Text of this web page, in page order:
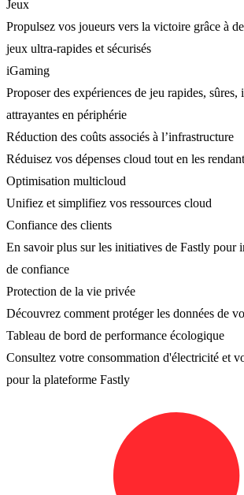
Jeux
Propulsez vos joueurs vers la victoire grâce à
jeux ultra-rapides et sécurisés
iGaming
Proposer des expériences de jeu rapides, sûres,
attrayantes en périphérie
Réduction des coûts associés à l’infrastructure
Réduisez vos dépenses cloud tout en les
Optimisation multicloud
Unifiez et simplifiez vos ressources cloud
Confiance des clients
En savoir plus sur les initiatives de Fastly pour
de confiance
Protection de la vie privée
Découvrez comment protéger les données de
Tableau de bord de performance écologique
Consultez votre consommation d'électricité et
pour la plateforme Fastly